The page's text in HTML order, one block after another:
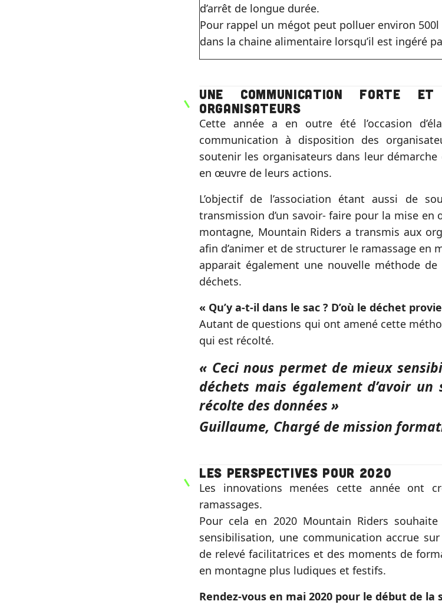
d’arrêt de longue durée.
Pour rappel un mégot peut polluer environ
dans la chaine alimentaire lorsqu’il est ingéré
Une communication forte
organisateurs
Cette année a en outre été l’occasion
communication à disposition des
soutenir les organisateurs dans leur
en œuvre de leurs actions.
L’objectif de l’association étant aussi de
transmission d’un savoir- faire pour la mise en
montagne, Mountain Riders a transmis aux
afin d’animer et de structurer le ramassage en
apparait également une nouvelle méthode
déchets.
« Qu’y a-t-il dans le sac ? D’où le déchet
Autant de questions qui ont amené cette
qui est récolté.
« Ceci nous permet de mieux
déchets mais également d’avoir
récolte des données »
Guillaume, Chargé de mission
Les perspectives pour 2020
Les innovations menées cette année ont
ramassages.
Pour cela en 2020 Mountain Riders
sensibilisation, une communication accrue
de relevé facilitatrices et des moments de
en montagne plus ludiques et festifs.
Rendez-vous en mai 2020 pour le début de la